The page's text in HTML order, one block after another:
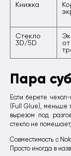
Книжка
Стекло
3D/5D
от
Пара
Если берете чехол-
(Full Glue), меньше
вырезом под
стекло не помешает,
Совместимость с
Просто иногда в